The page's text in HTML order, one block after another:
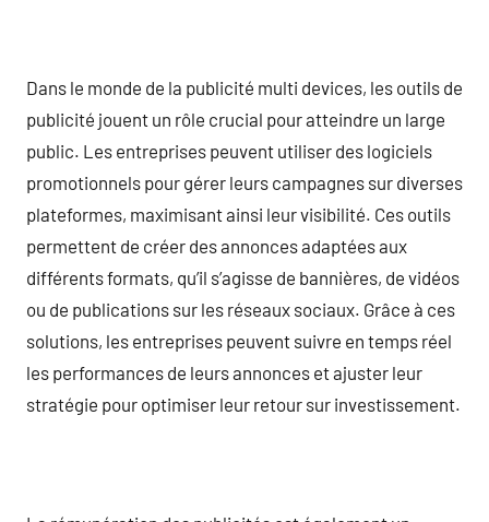
Dans le monde de la publicité multi devices, les outils de
publicité jouent un rôle crucial pour atteindre un large
public. Les entreprises peuvent utiliser des logiciels
promotionnels pour gérer leurs campagnes sur diverses
plateformes, maximisant ainsi leur visibilité. Ces outils
permettent de créer des annonces adaptées aux
différents formats, qu’il s’agisse de bannières, de vidéos
ou de publications sur les réseaux sociaux. Grâce à ces
solutions, les entreprises peuvent suivre en temps réel
les performances de leurs annonces et ajuster leur
stratégie pour optimiser leur retour sur investissement.